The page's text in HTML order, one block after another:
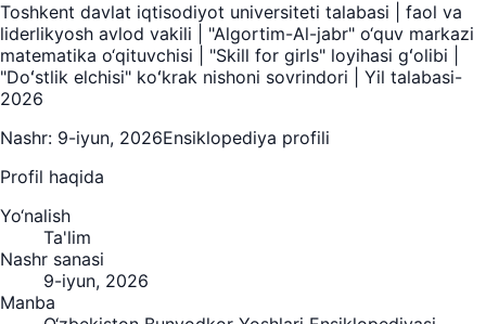
Toshkent davlat iqtisodiyot universiteti talabasi | faol va
liderlikyosh avlod vakili | "Algortim-Al-jabr" o‘quv markazi
matematika o‘qituvchisi | "Skill for girls" loyihasi gʻolibi |
"Doʻstlik elchisi" koʻkrak nishoni sovrindori | Yil talabasi-
2026
Nashr: 9-iyun, 2026Ensiklopediya profili
Profil haqida
Yo‘nalish
Ta'lim
Nashr sanasi
9-iyun, 2026
Manba